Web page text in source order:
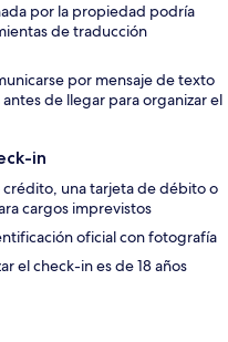
por la propiedad podría
de traducción
por mensaje de texto
de llegar para organizar el
in
una tarjeta de débito o
cargos imprevistos
oficial con fotografía
el check-in es de 18 años